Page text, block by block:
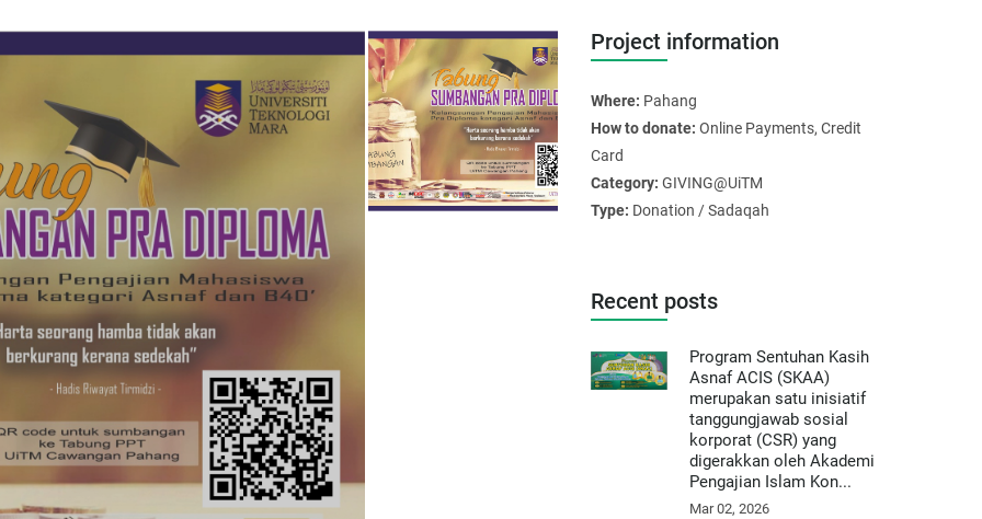
Project information
Where: Pahang
How to donate: Online Payments, Credit
Card
Category: GIVING@UiTM
Type: Donation / Sadaqah
Recent posts
Program Sentuhan Kasih
Asnaf ACIS (SKAA)
merupakan satu inisiatif
tanggungjawab sosial
korporat (CSR) yang
digerakkan oleh Akademi
Pengajian Islam Kon...
Mar 02, 2026